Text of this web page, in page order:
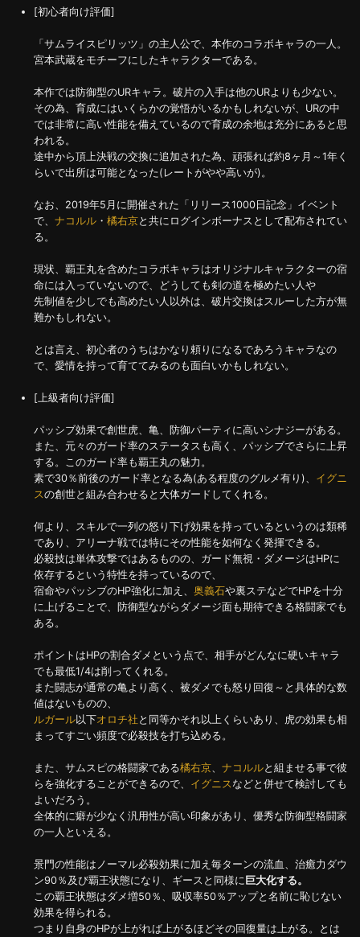
[初心者向け評価]
「サムライスピリッツ」の主人公で、本作のコラボキャラの一人。
宮本武蔵をモチーフにしたキャラクターである。
本作では防御型のURキャラ。破片の入手は他のURよりも少ない。
その為、育成にはいくらかの覚悟がいるかもしれないが、URの中
では非常に高い性能を備えているので育成の余地は充分にあると思
われる。
途中から頂上決戦の交換に追加された為、頑張れば約8ヶ月～1年く
らいで出所は可能となった(レートがやや高いが)。
なお、2019年5月に開催された「リリース1000日記念」イベント
で、 ナコルル ・ 橘右京と共にログインボーナスとして配布されてい
る。
現状、覇王丸を含めたコラボキャラはオリジナルキャラクターの宿
命には入っていないので、どうしても剣の道を極めたい人や
先制値を少しでも高めたい人以外は、破片交換はスルーした方が無
難かもしれない。
とは言え、初心者のうちはかなり頼りになるであろうキャラなの
で、愛情を持って育ててみるのも面白いかもしれない。
[上級者向け評価]
パッシブ効果で創世虎、亀、防御パーティに高いシナジーがある。
また、元々のガード率のステータスも高く、パッシブでさらに上昇
する。このガード率も覇王丸の魅力。
素で30％前後のガード率となる為(ある程度のグルメ有り)、 イグニ
スの創世と組み合わせると大体ガードしてくれる。
何より、スキルで一列の怒り下げ効果を持っているというのは類稀
であり、アリーナ戦では特にその性能を如何なく発揮できる。
必殺技は単体攻撃ではあるものの、ガード無視・ダメージはHPに
依存するという特性を持っているので、
宿命やパッシブのHP強化に加え、 奥義石や裏ステなどでHPを十分
に上げることで、防御型ながらダメージ面も期待できる格闘家でも
ある。
ポイントはHPの割合ダメという点で、相手がどんなに硬いキャラ
でも最低1/4は削ってくれる。
また闘志が通常の亀より高く、被ダメでも怒り回復～と具体的な数
値はないものの、
ルガール以下オロチ社 と同等かそれ以上くらいあり、虎の効果も相
まってすごい頻度で必殺技を打ち込める。
また、サムスピの格闘家である橘右京 ナコルルと組ませる事で彼
らを強化することができるので、 イグニス などと併せて検討しても
よいだろう。
全体的に癖が少なく汎用性が高い印象があり、優秀な防御型格闘家
の一人といえる。
景門の性能はノーマル必殺効果に加え毎ターンの流血、治癒力ダウ
ン90％及び覇王状態になり、ギースと同様に 巨大化する。
この覇王状態はダメ増50％、吸収率50％アップと名前に恥じない
効果を得られる。
つまり自身のHPが上がれば上がるほどその回復量は上がる。とは